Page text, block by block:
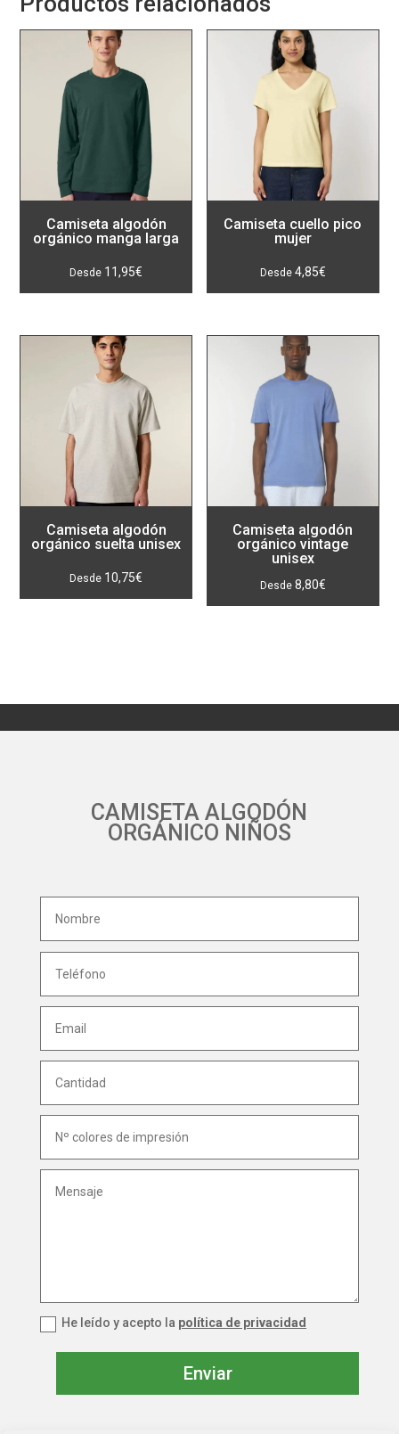
Camiseta algodón
orgánico manga larga
11,95€
Camiseta cuello pico
mujer
4,85€
Camiseta algodón
orgánico suelta unisex
10,75€
Camiseta algodón
orgánico vintage
unisex
8,80€
CAMISETA ALGODÓN
ORGÁNICO NIÑOS
He leído y acepto la política de privacidad
Enviar